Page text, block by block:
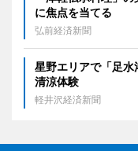
に焦点を当てる
弘前経済新聞
星野エリアで「足
清涼体験
軽井沢経済新聞